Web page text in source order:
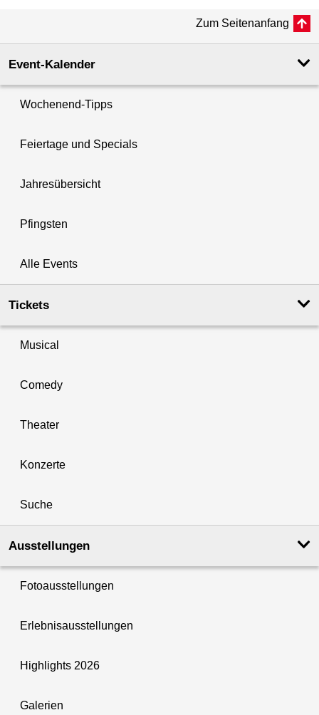
Zum Seitenanfang
Event-Kalender
Wochenend-Tipps
Feiertage und Specials
Jahresübersicht
Pfingsten
Alle Events
Tickets
Musical
Comedy
Theater
Konzerte
Suche
Ausstellungen
Fotoausstellungen
Erlebnisausstellungen
Highlights 2026
Galerien